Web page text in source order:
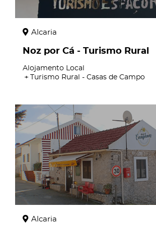
Alcaria
Noz por Cá - Turismo Rural
Alojamento Local
Turismo Rural - Casas de Campo
page
Alcaria